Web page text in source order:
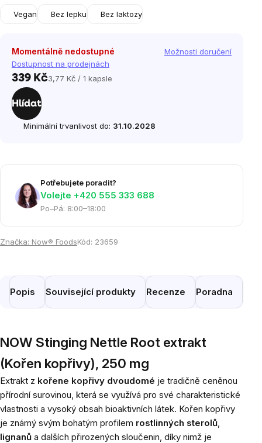
Vegan Bez lepku Bez laktozy
Momentálně nedostupné
Dostupnost na prodejnách
Možnosti doručení
339 KčMěrná
3,77 Kč / 1 kapsle
Hlídat
Minimální trvanlivost do: 31.10.2028
Potřebujete poradit?
Volejte ‭+420 555 333 688
Po–Pá: 8:00–18:00
Značka: Now® FoodsKód: 23659
Popis Související produkty Recenze Poradna
NOW Stinging Nettle Root extrakt
(Kořen kopřivy), 250 mg
Extrakt z kořene kopřivy dvoudomé je tradičně ceněnou
přírodní surovinou, která se využívá pro své charakteristické
vlastnosti a vysoký obsah bioaktivních látek. Kořen kopřivy
je známý svým bohatým profilem rostlinných sterolů,
lignanů a dalších přirozených sloučenin, díky nimž je